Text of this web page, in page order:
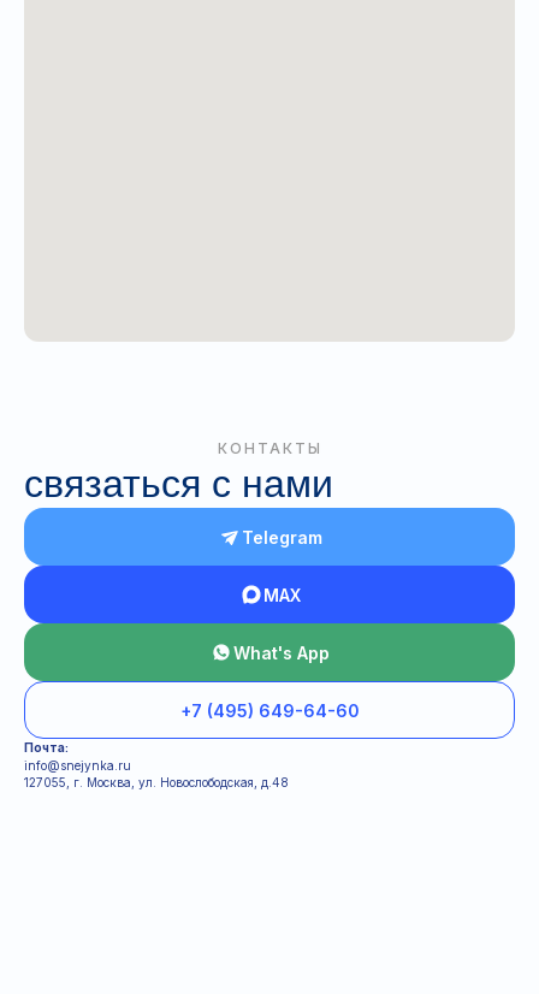
КОНТАКТЫ
связаться с нами
Telegram
MAX
What's App
+7 (495) 649-64-60
Почта:
info@snejynka.ru
127055, г. Москва, ул. Новослободская, д.48